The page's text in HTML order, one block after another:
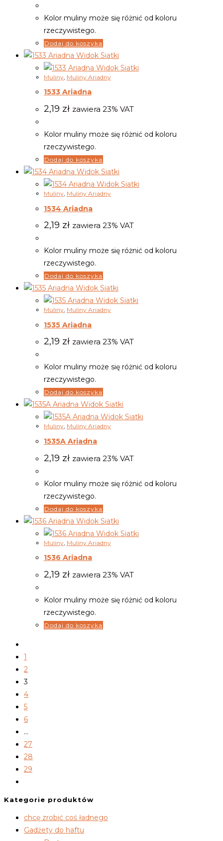
Kolor muliny może się różnić od koloru
rzeczywistego.
Dodaj do koszyka
Widok Siatki
Widok Siatki
Muliny Muliny Ariadny
1533 Ariadna
2,19 zł zawiera 23% VAT
Kolor muliny może się różnić od koloru
rzeczywistego.
Dodaj do koszyka
Widok Siatki
Widok Siatki
Muliny Muliny Ariadny
1534 Ariadna
2,19 zł zawiera 23% VAT
Kolor muliny może się różnić od koloru
rzeczywistego.
Dodaj do koszyka
Widok Siatki
Widok Siatki
Muliny, Muliny Ariadny
1535 Ariadna
2,19 zł zawiera 23% VAT
Kolor muliny może się różnić od koloru
rzeczywistego.
Dodaj do koszyka
Widok Siatki
Widok Siatki
Muliny, Muliny Ariadny
1535A Ariadna
2,19 zł zawiera 23% VAT
Kolor muliny może się różnić od koloru
rzeczywistego.
Dodaj do koszyka
Widok Siatki
Widok Siatki
Muliny Muliny Ariadny
1536 Ariadna
2,19 zł zawiera 23% VAT
Kolor muliny może się różnić od koloru
rzeczywistego.
Dodaj do koszyka
1
2
3
4
5
6
…
27
28
29
Kategorie produktów
chcę zrobić coś ładnego
Gadżety do haftu